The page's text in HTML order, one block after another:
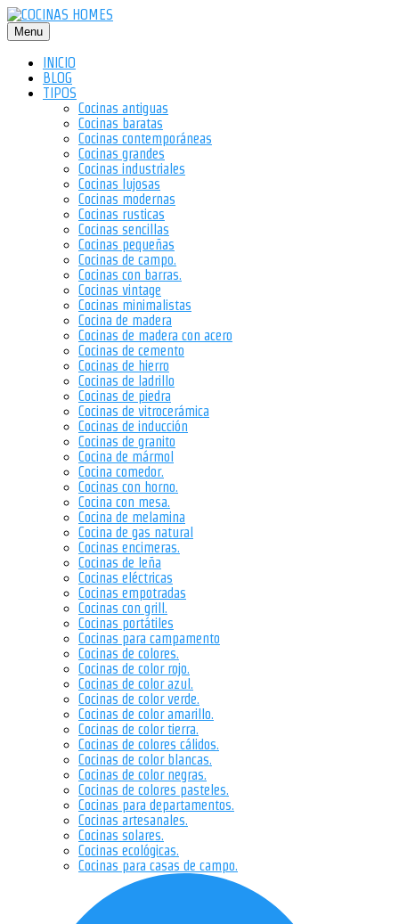
Saltar
al
contenido
Menu
INICIO
BLOG
TIPOS
Cocinas antiguas
Cocinas baratas
Cocinas contemporáneas
Cocinas grandes
Cocinas industriales
Cocinas lujosas
Cocinas modernas
Cocinas rusticas
Cocinas sencillas
Cocinas pequeñas
Cocinas de campo.
Cocinas con barras.
Cocinas vintage
Cocinas minimalistas
Cocina de madera
Cocinas de madera con acero
Cocinas de cemento
Cocinas de hierro
Cocinas de ladrillo
Cocinas de piedra
Cocinas de vitrocerámica
Cocinas de inducción
Cocinas de granito
Cocina de mármol
Cocina comedor.
Cocinas con horno.
Cocina con mesa.
Cocina de melamina
Cocina de gas natural
Cocinas encimeras.
Cocinas de leña
Cocinas eléctricas
Cocinas empotradas
Cocinas con grill.
Cocinas portátiles
Cocinas para campamento
Cocinas de colores.
Cocinas de color rojo.
Cocinas de color azul.
Cocinas de color verde.
Cocinas de color amarillo.
Cocinas de color tierra.
Cocinas de colores cálidos.
Cocinas de color blancas.
Cocinas de color negras.
Cocinas de colores pasteles.
Cocinas para departamentos.
Cocinas artesanales.
Cocinas solares.
Cocinas ecológicas.
Cocinas para casas de campo.